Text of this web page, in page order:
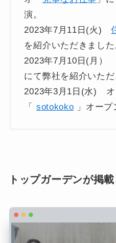
演。
2023年7月11日(火)
を紹介いただきました
2023年7月10日(月）
にて弊社を紹介いただ
2023年3月1日(水) オ
「 sotokoko 」オープ
トップガーデンが掲